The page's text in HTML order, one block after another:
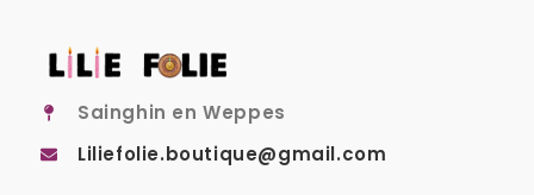
Sainghin en Weppes
Liliefolie.boutique@gmail.com